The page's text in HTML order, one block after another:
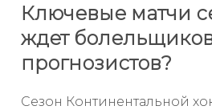
Ключевые матчи
ждет
прогнозистов?
Сезон Континентальной